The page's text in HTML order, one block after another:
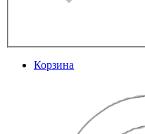
Корзина